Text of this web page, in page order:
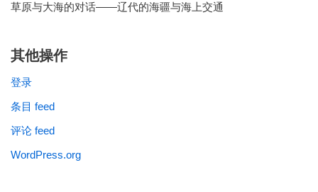
草原与大海的对话——辽代的海疆与海上交通
其他操作
登录
条目 feed
评论 feed
WordPress.org